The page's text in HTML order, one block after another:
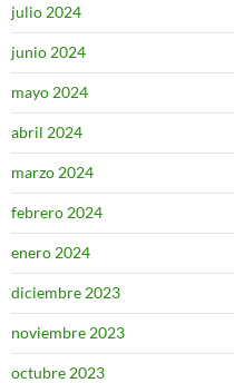
julio 2024
junio 2024
mayo 2024
abril 2024
marzo 2024
febrero 2024
enero 2024
diciembre 2023
noviembre 2023
octubre 2023